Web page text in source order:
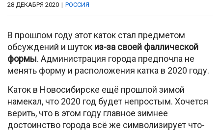
28 ДЕКАБРЯ 2020 | РОССИЯ
В прошлом году этот каток стал предметом
обсуждений и шуток из-за своей фаллической
формы. Администрация города предпочла не
менять форму и расположения катка в 2020 году.
Каток в Новосибирске ещё прошлой зимой
намекал, что 2020 год будет непростым. Хочется
верить, что в этом году главное зимнее
достоинство города всё же символизирует что-